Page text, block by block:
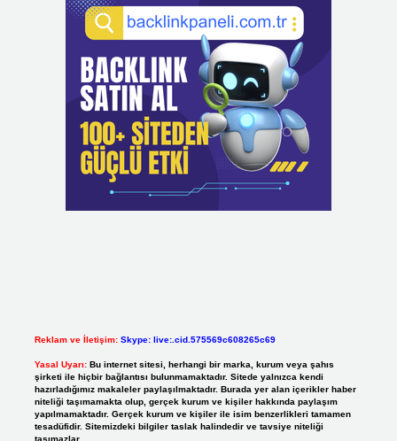
Reklam ve İletişim: Skype: live:.cid.575569c608265c69
Yasal Uyarı: Bu internet sitesi, herhangi bir marka, kurum veya şahıs
şirketi ile hiçbir bağlantısı bulunmamaktadır. Sitede yalnızca kendi
hazırladığımız makaleler paylaşılmaktadır. Burada yer alan içerikler haber
niteliği taşımamakta olup, gerçek kurum ve kişiler hakkında paylaşım
yapılmamaktadır. Gerçek kurum ve kişiler ile isim benzerlikleri tamamen
tesadüfidir. Sitemizdeki bilgiler taslak halindedir ve tavsiye niteliği